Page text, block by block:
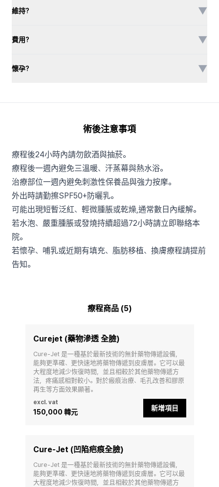
維持? ▼
費用? ▼
懷孕? ▼
術後注意事項
療程後24小時內請勿飲酒與抽菸。
療程後一週內避免三溫暖、汗蒸幕與熱水浴。
治療部位一週內避免刺激性保養品與強力按摩。
外出時請勤擦SPF50+防曬乳。
可能出現短暫泛紅、輕微腫脹或乾燥,通常數日內緩解。
若水泡、嚴重腫脹或發燒持續超過72小時請立即聯絡本
院。
若懷孕、哺乳或近期有填充、脂肪移植、換膚療程請提前
告知。
療程商品 (5)
Curejet (藥物滲透 全臉)
Cure-Jet 是一種基於最新技術的無針藥物傳遞設備，
能夠更準確、更快速地將藥物傳遞到皮膚層。它可以最
大程度地減少恢復時間，並且相較於其他藥物傳遞方
法，疼痛感相對較小。對於瘢痕治療、毛孔改善和膠原
再生等方面效果顯著。
excl. vat
150,000 韓元 新增項目
Cure-Jet (凹陷疤痕全臉)
Cure-Jet 是一種基於最新技術的無針藥物傳遞設備，
能夠更準確、更快速地將藥物傳遞到皮膚層。它可以最
大程度地減少恢復時間，並且相較於其他藥物傳遞方